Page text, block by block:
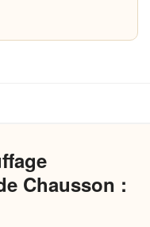
Chausson :